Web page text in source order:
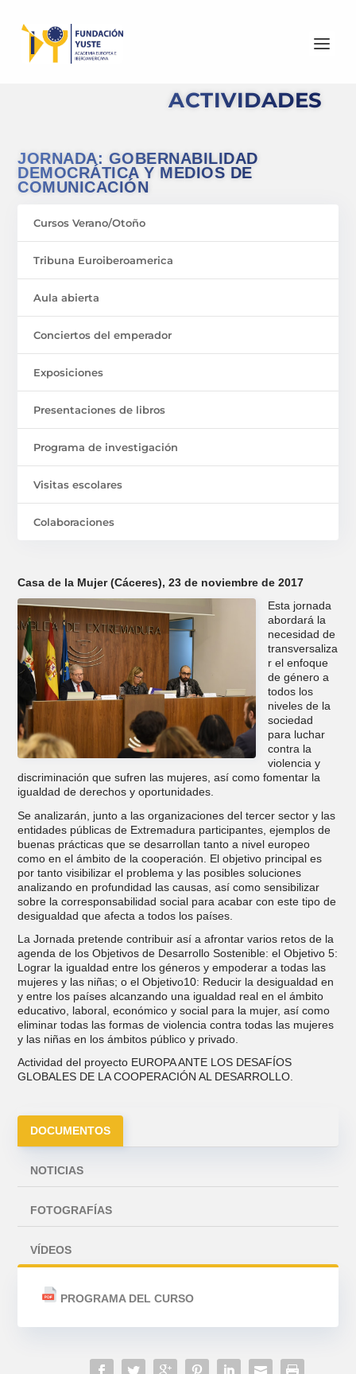
ACTIVIDADES
JORNADA: GOBERNABILIDAD
DEMOCRÁTICA Y MEDIOS DE
COMUNICACIÓN
Cursos Verano/Otoño
Tribuna Euroiberoamerica
Aula abierta
Conciertos del emperador
Exposiciones
Presentaciones de libros
Programa de investigación
Visitas escolares
Colaboraciones
Casa de la Mujer (Cáceres), 23 de noviembre de 2017
Esta jornada
abordará la
necesidad de
transversaliza
r el enfoque
de género a
todos los
niveles de la
sociedad
para luchar
contra la
violencia y
discriminación que sufren las mujeres, así como fomentar la
igualdad de derechos y oportunidades.
Se analizarán, junto a las organizaciones del tercer sector y las
entidades públicas de Extremadura participantes, ejemplos de
buenas prácticas que se desarrollan tanto a nivel europeo
como en el ámbito de la cooperación. El objetivo principal es
por tanto visibilizar el problema y las posibles soluciones
analizando en profundidad las causas, así como sensibilizar
sobre la corresponsabilidad social para acabar con este tipo de
desigualdad que afecta a todos los países.
La Jornada pretende contribuir así a afrontar varios retos de la
agenda de los Objetivos de Desarrollo Sostenible: el Objetivo 5:
Lograr la igualdad entre los géneros y empoderar a todas las
mujeres y las niñas; o el Objetivo10: Reducir la desigualdad en
y entre los países alcanzando una igualdad real en el ámbito
educativo, laboral, económico y social para la mujer, así como
eliminar todas las formas de violencia contra todas las mujeres
y las niñas en los ámbitos público y privado.
Actividad del proyecto EUROPA ANTE LOS DESAFÍOS
GLOBALES DE LA COOPERACIÓN AL DESARROLLO.
DOCUMENTOS
NOTICIAS
FOTOGRAFÍAS
VÍDEOS
PROGRAMA DEL CURSO